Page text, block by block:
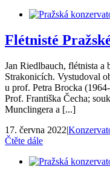
Flétnisté
Jan Riedlbauch, flétnista a
Strakonicích. Vystudoval
u prof. Petra Brocka
Prof. Františka Čecha;
Munclingera a [...]
17. června 2022|
Čtěte dále